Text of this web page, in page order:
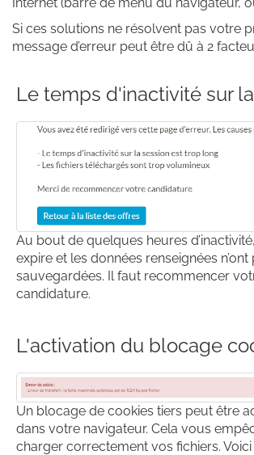
Si ces solutions ne résolvent pas votre
message d’erreur peut être dû à 2
Le temps d'inactivité sur
Au bout de quelques heures
expire et les données renseignées n’ont
sauvegardées. Il faut recommencer
candidature.
L'activation du blocage
Un blocage de cookies tiers peut être
dans votre navigateur. Cela vous
charger correctement vos fichiers.